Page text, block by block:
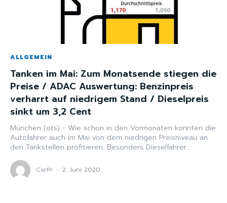
ALLGEMEIN
Tanken im Mai: Zum Monatsende stiegen die
Preise / ADAC Auswertung: Benzinpreis
verharrt auf niedrigem Stand / Dieselpreis
sinkt um 3,2 Cent
München (ots) - Wie schon in den Vormonaten konnten die
Autofahrer auch im Mai von dem niedrigen Preisniveau an
den Tankstellen profitieren. Besonders Dieselfahrer...
CarPr - 2. Juni 2020